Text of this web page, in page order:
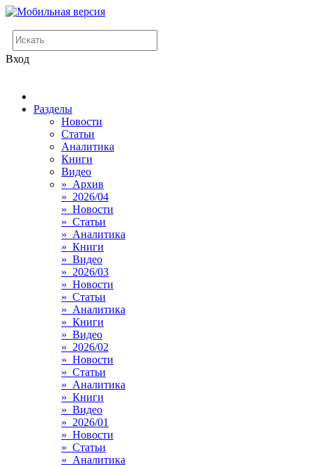
Вход
Разделы
Новости
Статьи
Аналитика
Книги
Видео
» Архив
» 2026/04
» Новости
» Статьи
» Аналитика
» Книги
» Видео
» 2026/03
» Новости
» Статьи
» Аналитика
» Книги
» Видео
» 2026/02
» Новости
» Статьи
» Аналитика
» Книги
» Видео
» 2026/01
» Новости
» Статьи
» Аналитика